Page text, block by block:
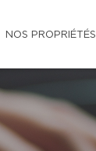
NOS PROPRIÉTÉS